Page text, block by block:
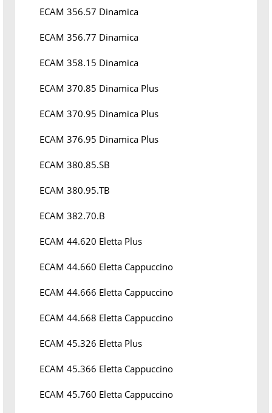
ECAM 356.57 Dinamica
ECAM 356.77 Dinamica
ECAM 358.15 Dinamica
ECAM 370.85 Dinamica Plus
ECAM 370.95 Dinamica Plus
ECAM 376.95 Dinamica Plus
ECAM 380.85.SB
ECAM 380.95.TB
ECAM 382.70.B
ECAM 44.620 Eletta Plus
ECAM 44.660 Eletta Cappuccino
ECAM 44.666 Eletta Cappuccino
ECAM 44.668 Eletta Cappuccino
ECAM 45.326 Eletta Plus
ECAM 45.366 Eletta Cappuccino
ECAM 45.760 Eletta Cappuccino